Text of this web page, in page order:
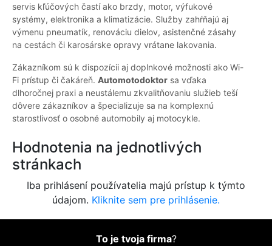
servis kľúčových častí ako brzdy, motor, výfukové
systémy, elektronika a klimatizácie. Služby zahŕňajú aj
výmenu pneumatík, renováciu dielov, asistenčné zásahy
na cestách či karosárske opravy vrátane lakovania.
Zákazníkom sú k dispozícii aj doplnkové možnosti ako Wi-
Fi prístup či čakáreň. Automotodoktor sa vďaka
dlhoročnej praxi a neustálemu zkvalitňovaniu služieb teší
dôvere zákazníkov a špecializuje sa na komplexnú
starostlivosť o osobné automobily aj motocykle.
Hodnotenia na jednotlivých
stránkach
Iba prihlásení používatelia majú prístup k týmto
údajom. Kliknite sem pre prihlásenie.
To je tvoja firma?